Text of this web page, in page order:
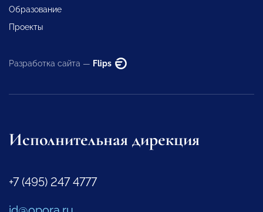
Образование
Проекты
Разработка сайта — Flips
Исполнительная дирекция
+7 (495) 247 4777